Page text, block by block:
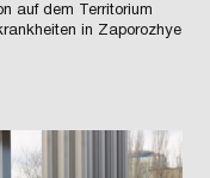
auf dem Territorium
in Zaporozhye